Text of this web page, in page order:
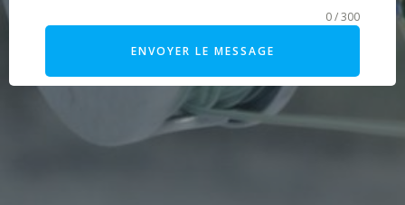
0 / 300
ENVOYER LE MESSAGE